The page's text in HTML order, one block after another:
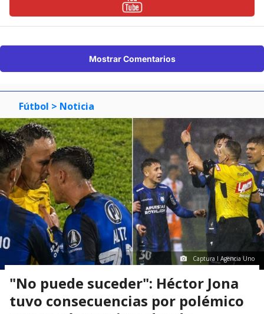
Mostrar Comentarios
Fútbol > Noticia
Captura I Agencia Uno
"No puede suceder": Héctor Jona
tuvo consecuencias por polémico